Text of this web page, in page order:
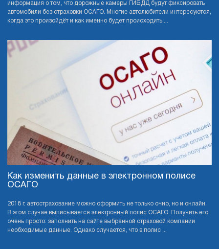
информация о том, что дорожные камеры ГИБДД будут фиксировать
автомобили без страховки ОСАГО. Многие автолюбители интересуются,
когда это произойдёт и как именно будет происходить ...
Как изменить данные в электронном полисе
ОСАГО
2018 г. автострахование можно оформить не только очно, но и онлайн.
В этом случае выписывается электронный полис ОСАГО. Получить его
очень просто: заполнить на сайте выбранной страховой компании
необходимые данные. Однако случается, что в полис ...